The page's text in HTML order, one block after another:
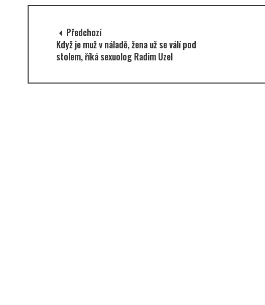
Předchozí
Když je muž v náladě, žena už se válí pod
stolem, říká sexuolog Radim Uzel